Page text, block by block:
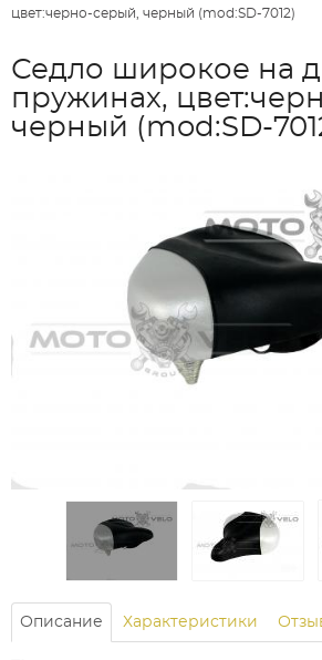
цвет:черно-серый, черный (mod:SD-7012)
Седло широкое на
пружинах,
черный (mod:SD-
Описание Характеристики